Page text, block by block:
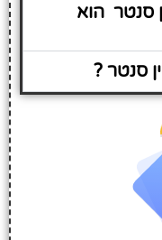
סנטר הוא
סנטר ?